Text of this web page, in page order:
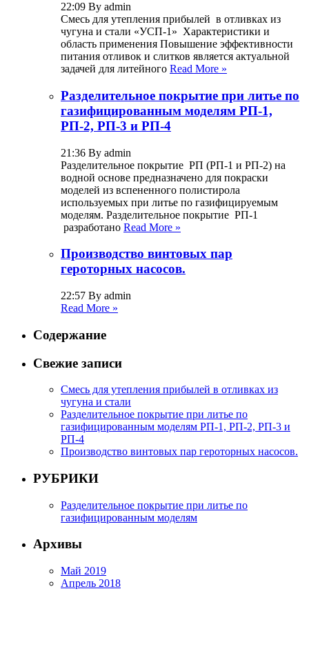
22:09 By admin
Смесь для утепления прибылей в отливках из
чугуна и стали «УСП-1» Характеристики и
область применения Повышение эффективности
питания отливок и слитков является актуальной
задачей для литейного Read More »
Разделительное покрытие при литье по
газифицированным моделям РП-1,
РП-2, РП-3 и РП-4
21:36 By admin
Разделительное покрытие РП (РП-1 и РП-2) на
водной основе предназначено для покраски
моделей из вспененного полистирола
используемых при литье по газифицируемым
моделям. Разделительное покрытие РП-1
разработано Read More »
Производство винтовых пар
героторных насосов.
22:57 By admin
Read More »
Содержание
Свежие записи
Смесь для утепления прибылей в отливках из
чугуна и стали
Разделительное покрытие при литье по
газифицированным моделям РП-1, РП-2, РП-3 и
РП-4
Производство винтовых пар героторных насосов.
РУБРИКИ
Разделительное покрытие при литье по
газифицированным моделям
Архивы
Май 2019
Апрель 2018